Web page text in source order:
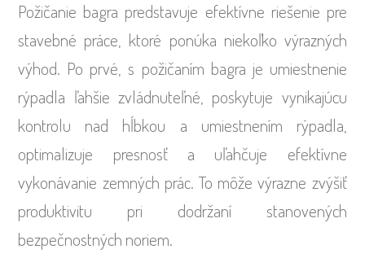
Požičanie bagra predstavuje efektívne riešenie pre
stavebné práce, ktoré ponúka niekoľko výrazných
výhod. Po prvé, s požičaním bagra je umiestnenie
rýpadla ľahšie zvládnuteľné, poskytuje vynikajúcu
kontrolu nad hĺbkou a umiestnením rýpadla,
optimalizuje presnosť a uľahčuje efektívne
vykonávanie zemných prác. To môže výrazne zvýšiť
produktivitu pri dodržaní stanovených
bezpečnostných noriem.